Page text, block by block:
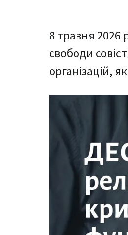
8 травня 2026
свободи
організацій,